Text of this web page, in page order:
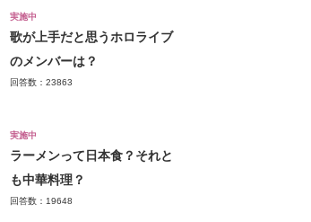
実施中
歌が上手だと思うホロライブ
のメンバーは？
回答数：23863
実施中
ラーメンって日本食？それと
も中華料理？
回答数：19648